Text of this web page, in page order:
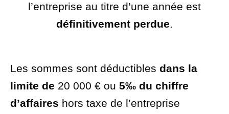
l’entreprise au titre d’une année est
définitivement perdue.
Les sommes sont déductibles dans la
limite de 20 000 € ou 5‰ du chiffre
d’affaires hors taxe de l’entreprise